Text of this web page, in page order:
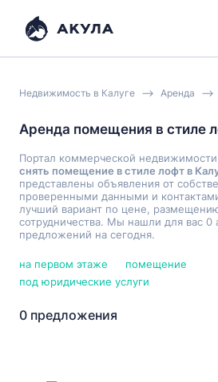
Недвижимость в Калуге Аренда
Аренда помещения в стиле
Портал коммерческой
снять помещение в стиле лофт в
представлены объявления от
проверенными данными и
лучший вариант по цене,
сотрудничества. Мы нашли для вас 0
предложений на сегодня.
на первом этаже
помещение
под юридические услуги
0 предложения